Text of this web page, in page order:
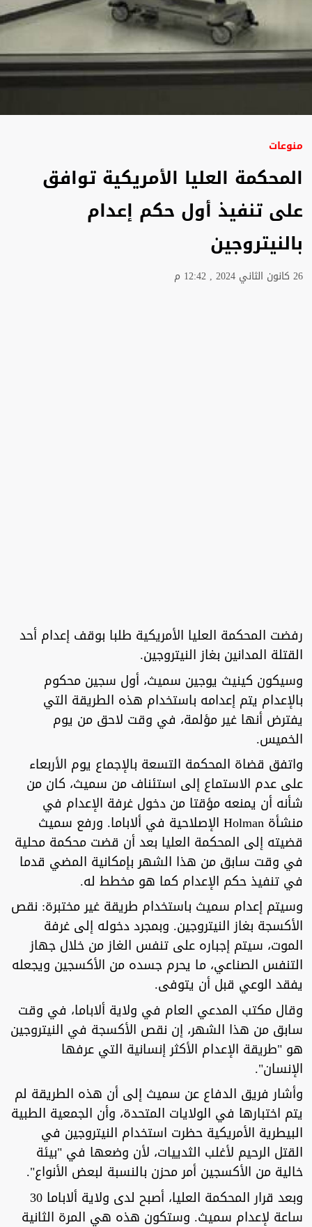
منوعات
المحكمة العليا الأمريكية توافق
على تنفيذ أول حكم إعدام
بالنيتروجين
26 كانون الثاني 2024 , 12:42 م
رفضت المحكمة العليا الأمريكية طلبا بوقف إعدام أحد
القتلة المدانين بغاز النيتروجين.
وسيكون كينيث يوجين سميث، أول سجين محكوم
بالإعدام يتم إعدامه باستخدام هذه الطريقة التي
يفترض أنها غير مؤلمة، في وقت لاحق من يوم
الخميس.
واتفق قضاة المحكمة التسعة بالإجماع يوم الأربعاء
على عدم الاستماع إلى استئناف من سميث، كان من
شأنه أن يمنعه مؤقتا من دخول غرفة الإعدام في
منشأة Holman الإصلاحية في ألاباما. ورفع سميث
قضيته إلى المحكمة العليا بعد أن قضت محكمة محلية
في وقت سابق من هذا الشهر بإمكانية المضي قدما
في تنفيذ حكم الإعدام كما هو مخطط له.
وسيتم إعدام سميث باستخدام طريقة غير مختبرة: نقص
الأكسجة بغاز النيتروجين. وبمجرد دخوله إلى غرفة
الموت، سيتم إجباره على تنفس الغاز من خلال جهاز
التنفس الصناعي، ما يحرم جسده من الأكسجين ويجعله
يفقد الوعي قبل أن يتوفى.
وقال مكتب المدعي العام في ولاية ألاباما، في وقت
سابق من هذا الشهر، إن نقص الأكسجة في النيتروجين
هو "طريقة الإعدام الأكثر إنسانية التي عرفها
الإنسان".
وأشار فريق الدفاع عن سميث إلى أن هذه الطريقة لم
يتم اختبارها في الولايات المتحدة، وأن الجمعية الطبية
البيطرية الأمريكية حظرت استخدام النيتروجين في
القتل الرحيم لأغلب الثدييات، لأن وضعها في "بيئة
خالية من الأكسجين أمر محزن بالنسبة لبعض الأنواع".
وبعد قرار المحكمة العليا، أصبح لدى ولاية ألاباما 30
ساعة لإعدام سميث. وستكون هذه هي المرة الثانية